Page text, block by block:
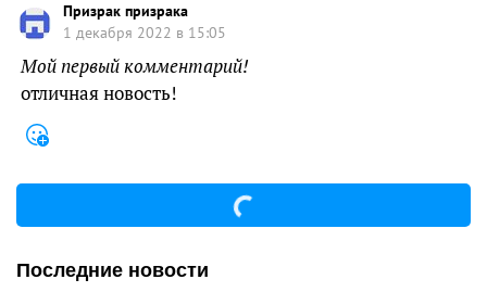
Призрак призрака
1 декабря 2022 в 15:05
Мой первый комментарий!
отличная новость!
Последние новости